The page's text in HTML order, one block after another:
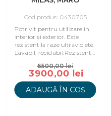
Cod produs: 0430705
Potrivit pentru utilizare în
interior și exterior. Este
rezistent la raze ultraviolete.
Lavabil, reciclabil.Rezistent
6500,00 lei
3900,00 lei
ADAUGĂ ÎN COȘ